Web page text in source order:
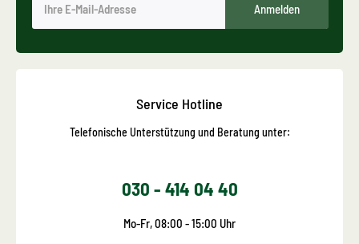
Anmelden
Service Hotline
Telefonische Unterstützung und Beratung unter:
030 - 414 04 40
Mo-Fr, 08:00 - 15:00 Uhr